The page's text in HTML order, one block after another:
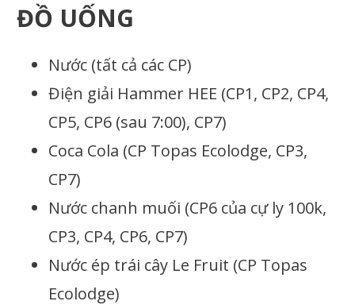
ĐỒ UỐNG
Nước (tất cả các CP)
Điện giải Hammer HEE (CP1, CP2, CP4,
CP5, CP6 (sau 7:00), CP7)
Coca Cola (CP Topas Ecolodge, CP3,
CP7)
Nước chanh muối (CP6 của cự ly 100k,
CP3, CP4, CP6, CP7)
Nước ép trái cây Le Fruit (CP Topas
Ecolodge)